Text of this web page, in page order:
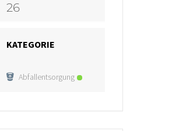
26
KATEGORIE
Abfallentsorgung